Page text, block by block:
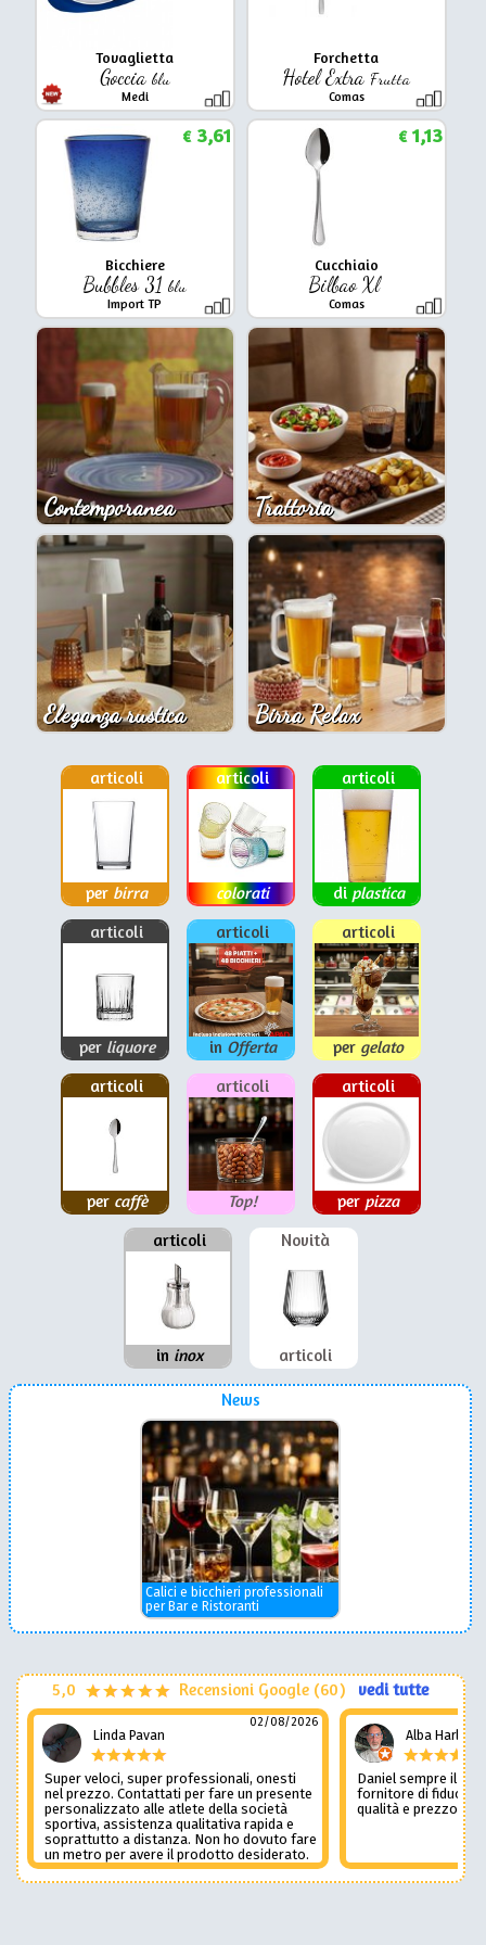
Tovaglietta
Goccia blu
Medi
Forchetta
Hotel Extra Frutta
Comas
Bicchiere
Bubbles 31blu
Import TP
€3,61
Cucchiaio
Bilbao Xl
Comas
€1,13
Contemporanea Trattoria
Eleganza rustica Birra Relax
articoli
per birra
articoli
colorati
articoli
di plastica
articoli
per liquore
articoli
in Offerta
articoli
per gelato
articoli
per caffè
articoli
Top!
articoli
per pizza
articoli
in inox
Novità
articoli
News
Calici e bicchieri professionali
per Bar e Ristoranti
5,0 Recensioni Google (60) vedi tutte
Linda Pavan
02/08/2026
Super veloci, super professionali, onesti
nel prezzo. Contattati per fare un presente
personalizzato alle atlete della società
sportiva, assistenza qualitativa rapida e
soprattutto a distanza. Non ho dovuto fare
un metro per avere il prodotto desiderato.
Una assistenza del genere è rara e
preziosa. Credo li contatterò ancora in
Alba Harley
Daniel sempre il
fornitore di fiducia
qualità e prezzo